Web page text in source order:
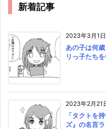
新着記事
2023年3月1日
あの子は何
リっ子たち
2023年2月21
「タクトを
ズ』の名言